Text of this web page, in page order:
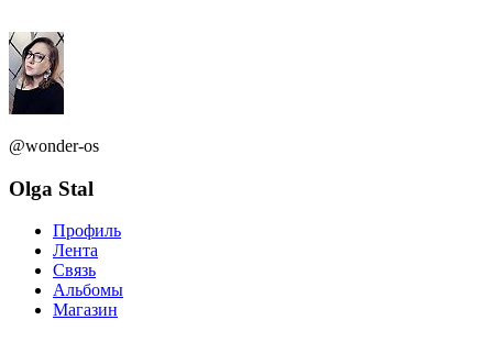
@wonder-os
Olga Stal
Профиль
Лента
Связь
Альбомы
Магазин